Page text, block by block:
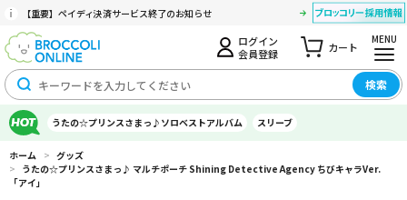
【重要】ペイディ決済サービス終了のお知らせ
ログイン
会員登録
カート
MENU
検索
うたの☆プリンスさまっ♪ソロベストアルバム スリーブ
ホーム > グッズ
> うたの☆プリンスさまっ♪ マルチポーチ Shining Detective Agency ちびキャラVer.
「アイ」